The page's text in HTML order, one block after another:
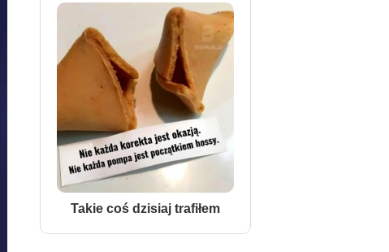
Takie coś dzisiaj trafiłem